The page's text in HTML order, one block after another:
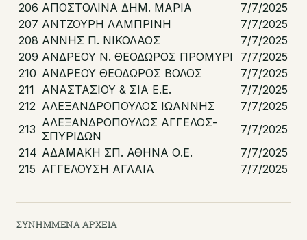
206 ΑΠΟΣΤΟΛΙΝΑ ΔΗΜ. ΜΑΡΙΑ
7/7/2025
207 ΑΝΤΖΟΥΡΗ ΛΑΜΠΡΙΝΗ
7/7/2025
208 ΑΝΝΗΣ Π. ΝΙΚΟΛΑΟΣ
7/7/2025
209 ΑΝΔΡΕΟΥ Ν. ΘΕΟΔΩΡΟΣ ΠΡΟΜΥΡΙ
7/7/2025
210 ΑΝΔΡΕΟΥ ΘΕΟΔΩΡΟΣ ΒΟΛΟΣ
7/7/2025
211
ΑΝΑΣΤΑΣΙΟΥ & ΣΙΑ Ε.Ε.
7/7/2025
212 ΑΛΕΞΑΝΔΡΟΠΟΥΛΟΣ ΙΩΑΝΝΗΣ
7/7/2025
213 ΑΛΕΞΑΝΔΡΟΠΟΥΛΟΣ ΑΓΓΕΛΟΣ-
ΣΠΥΡΙΔΩΝ
7/7/2025
214 ΑΔΑΜΑΚΗ ΣΠ. ΑΘΗΝΑ Ο.Ε.
7/7/2025
215 ΑΓΓΕΛΟΥΣΗ ΑΓΛΑΙΑ 7/7/2025
ΣΥΝΗΜΜΈΝΑ ΑΡΧΕΊΑ